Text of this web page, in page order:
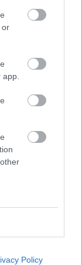
or
Policy
a 18
Kft.